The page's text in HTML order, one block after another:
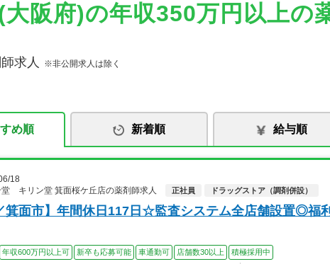
阪府)の年収350万円以上の
求人 ※非公開求人は除く
め順 新着順 給与順
18
キリン堂 箕面桜ケ丘店の薬剤師求人
正社員 ドラッグストア（調剤併設）
箕面市】年間休日117日☆監査システム全店舗設置◎福
年収600万円以上可 新卒も応募可能 車通勤可 店舗数30以上 積極採用中